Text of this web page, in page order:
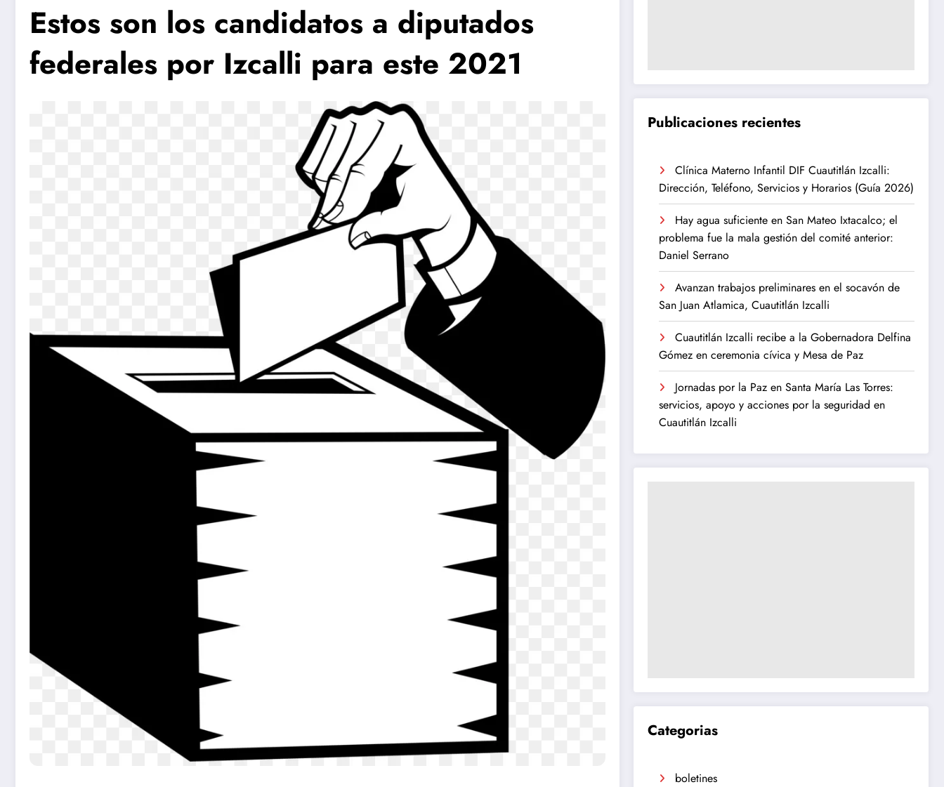
Estos son los candidatos a diputados
federales por Izcalli para este 2021
Publicaciones recientes
Clínica Materno Infantil DIF Cuautitlán Izcalli:
Dirección, Teléfono, Servicios y Horarios (Guía 2026)
Hay agua suficiente en San Mateo Ixtacalco; el
problema fue la mala gestión del comité anterior:
Daniel Serrano
Avanzan trabajos preliminares en el socavón de
San Juan Atlamica, Cuautitlán Izcalli
Cuautitlán Izcalli recibe a la Gobernadora Delfina
Gómez en ceremonia cívica y Mesa de Paz
Jornadas por la Paz en Santa María Las Torres:
servicios, apoyo y acciones por la seguridad en
Cuautitlán Izcalli
Categorias
boletines